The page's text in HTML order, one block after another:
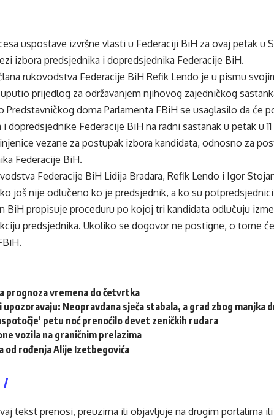
uspostave izvršne vlasti u Federaciji BiH za ovaj petak u
izbora predsjednika i dopredsjednika Federacije BiH.
rukovodstva Federacije BiH Refik Lendo je u pismu
prijedlog za održavanjem njihovog zajedničkog
Predstavničkog doma Parlamenta FBiH se usaglasilo da će
dopredsjednike Federacije BiH na radni sastanak u petak u
vezane za postupak izbora kandidata, odnosno za
Federacije BiH.
Federacije BiH Lidija Bradara, Refik Lendo i Igor
još nije odlučeno ko je predsjednik, a ko su
BiH propisuje proceduru po kojoj tri kandidata odlučuju
predsjednika. Ukoliko se dogovor ne postigne, o tome
prognoza vremena do četvrtka
upozoravaju: Neopravdana sječa stabala, a grad zbog manjka
petu noć prenoćilo devet zeničkih rudara
vozila na graničnim prelazima
od rođenja Alije Izetbegovića
tekst prenosi, preuzima ili objavljuje na drugim portalima